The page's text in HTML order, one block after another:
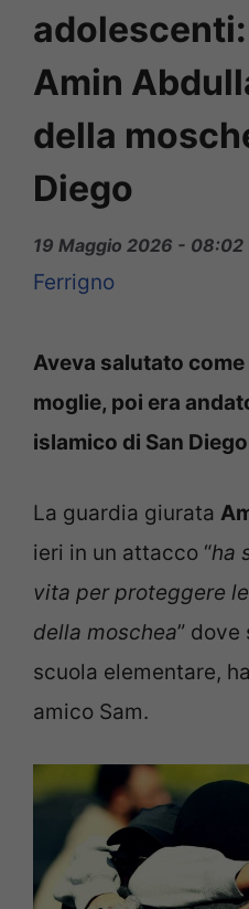
Amin
della
Diego
19 Maggio 2026 - 08:02
Ferrigno
Aveva salutato
moglie, poi era
islamico di San
La guardia giurata
ieri in un attacco “ha
vita per proteggere
della moschea” dove
scuola elementare,
amico Sam.